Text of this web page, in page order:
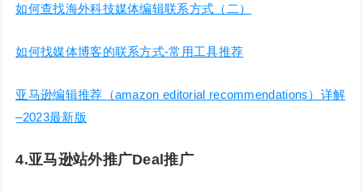
如何查找海外科技媒体编辑联系方式（二）
如何找媒体博客的联系方式-常用工具推荐
亚马逊编辑推荐（amazon editorial recommendations）详解
–2023最新版
4.亚马逊站外推广Deal推广